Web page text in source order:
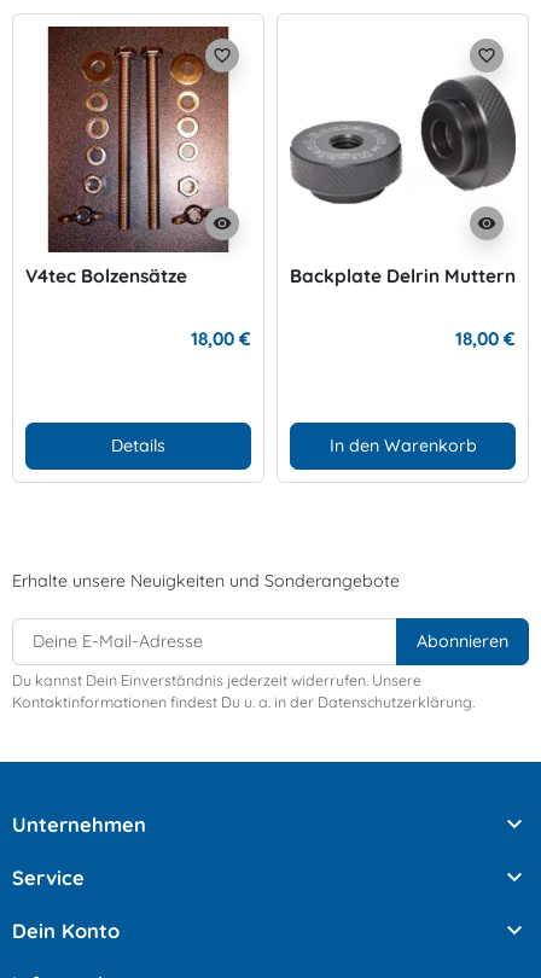
visibility
favorite_border
V4tec Bolzensätze
18,00 €
Details
visibility
favorite_border
Backplate Delrin Muttern
18,00 €
In den Warenkorb
Erhalte unsere Neuigkeiten und Sonderangebote
Du kannst Dein Einverständnis jederzeit widerrufen. Unsere
Kontaktinformationen findest Du u. a. in der Datenschutzerklärung.
Unternehmen 
Service 
Dein Konto 